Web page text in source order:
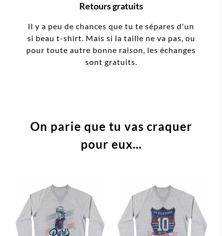
Retours gratuits
Il y a peu de chances que tu te sépares d'un
si beau t-shirt. Mais si la taille ne va pas, ou
pour toute autre bonne raison, les échanges
sont gratuits.
On parie que tu vas craquer
pour eux...